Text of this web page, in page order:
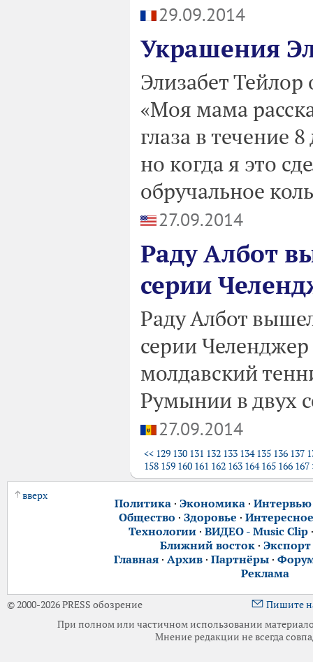
29.09.2014
Украшения
Элизабет
«Моя мама
глаза в течение
но когда я это
обручальное
27.09.2014
Раду Албот
серии
Раду Албот
серии
молдавский
Румынии в двух
27.09.2014
<< 129 130 131 132 133 134 135 136 137
158 159 160 161 162 163 164 165 166 167
вверх
Политика· Экономика· Интервью
Общество · Здоровье · Интересное
Технологии· ВИДЕО - Music Clip
Ближний восток ·
Главная· Архив· Партнёры·
Реклама
© 2000-2026 PRESS обозрение
Пишите
При полном или частичном использовании
Мнение редакции не всегда